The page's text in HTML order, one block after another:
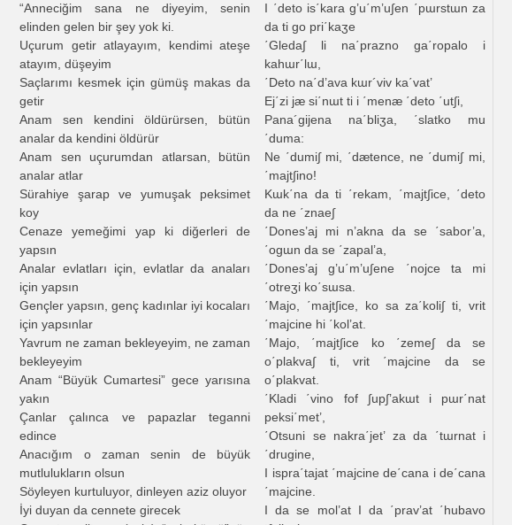
“Anneciğim sana ne diyeyim, senin
elinden gelen bir şey yok ki.
Uçurum getir atlayayım, kendimi ateşe
atayım, düşeyim
Saçlarımı kesmek için gümüş makas da
getir
Anam sen kendini öldürürsen, bütün
analar da kendini öldürür
Anam sen uçurumdan atlarsan, bütün
analar atlar
Sürahiye şarap ve yumuşak peksimet
koy
Cenaze yemeğimi yap ki diğerleri de
yapsın
Analar evlatları için, evlatlar da anaları
için yapsın
Gençler yapsın, genç kadınlar iyi kocaları
için yapsınlar
Yavrum ne zaman bekleyeyim, ne zaman
bekleyeyim
Anam “Büyük Cumartesi” gece yarısına
yakın
Çanlar çalınca ve papazlar teganni
edince
Anacığım o zaman senin de büyük
mutlulukların olsun
Söyleyen kurtuluyor, dinleyen aziz oluyor
İyi duyan da cennete girecek
I ΄deto is΄kara g’u΄m’u∫en ΄pɯrstɯn za
da ti go pri΄kaʒe
΄Gleda∫ li na΄prazno ga΄ropalo i
kahɯr΄lɯ,
΄Deto na΄d’ava kɯr´viv ka΄vat’
Ej΄zi jæ si΄nɯt ti i ΄menæ ΄deto ΄ut∫i,
Pana´gijena na΄bliʒa, ΄slatko mu
΄duma:
Ne ΄dumi∫ mi, ΄dætence, ne ΄dumi∫ mi,
΄majt∫ino!
Kɯk΄na da ti ΄rekam, ΄majt∫ice, ΄deto
da ne ΄znae∫
΄Dones’aj mi n’akna da se ΄sabor’a,
΄ogɯn da se ΄zapal’a,
΄Dones’aj g’u΄m’u∫ene ΄nojce ta mi
΄otreʒi ko΄sɯsa.
΄Majo, ΄majt∫ice, ko sa za΄koli∫ ti, vrit
΄majcine hi ΄kol’at.
΄Majo, ΄majt∫ice ko ΄zeme∫ da se
o΄plakva∫ ti, vrit ΄majcine da se
o΄plakvat.
΄Kladi ΄vino fof ∫up∫’akɯt i pɯr΄nat
peksi΄met’,
΄Otsuni se nakra΄jet’ za da ΄tɯrnat i
΄drugine,
I ispra΄tajat ΄majcine de΄cana i de΄cana
΄majcine.
I da se mol’at I da ΄prav’at ΄hubavo